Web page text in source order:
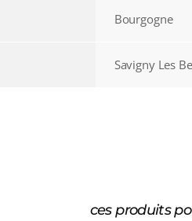
Bourgogne
Savigny Les
ces produits